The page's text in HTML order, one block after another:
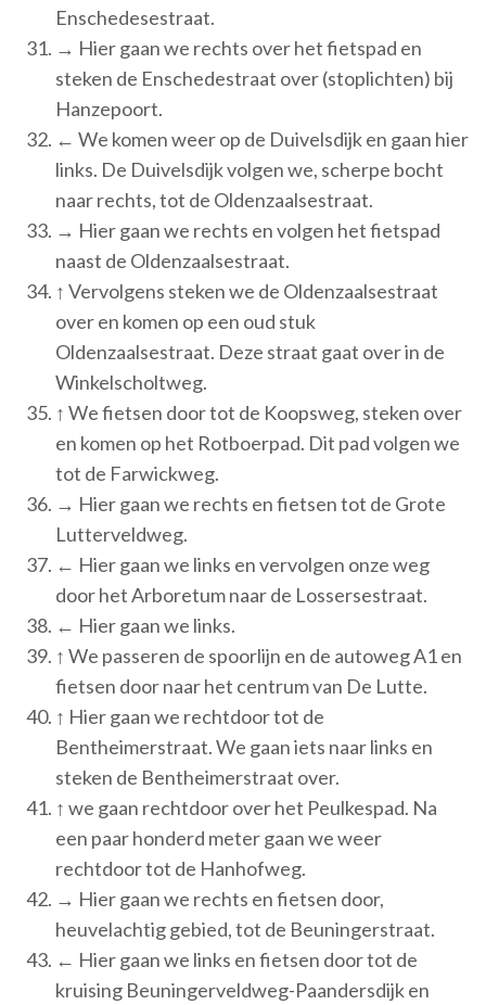
Enschedesestraat.
→ Hier gaan we rechts over het fietspad en
steken de Enschedestraat over (stoplichten) bij
Hanzepoort.
← We komen weer op de Duivelsdijk en gaan hier
links. De Duivelsdijk volgen we, scherpe bocht
naar rechts, tot de Oldenzaalsestraat.
→ Hier gaan we rechts en volgen het fietspad
naast de Oldenzaalsestraat.
↑ Vervolgens steken we de Oldenzaalsestraat
over en komen op een oud stuk
Oldenzaalsestraat. Deze straat gaat over in de
Winkelscholtweg.
↑ We fietsen door tot de Koopsweg, steken over
en komen op het Rotboerpad. Dit pad volgen we
tot de Farwickweg.
→ Hier gaan we rechts en fietsen tot de Grote
Lutterveldweg.
← Hier gaan we links en vervolgen onze weg
door het Arboretum naar de Lossersestraat.
← Hier gaan we links.
↑ We passeren de spoorlijn en de autoweg A1 en
fietsen door naar het centrum van De Lutte.
↑ Hier gaan we rechtdoor tot de
Bentheimerstraat. We gaan iets naar links en
steken de Bentheimerstraat over.
↑ we gaan rechtdoor over het Peulkespad. Na
een paar honderd meter gaan we weer
rechtdoor tot de Hanhofweg.
→ Hier gaan we rechts en fietsen door,
heuvelachtig gebied, tot de Beuningerstraat.
← Hier gaan we links en fietsen door tot de
kruising Beuningerveldweg-Paandersdijk en